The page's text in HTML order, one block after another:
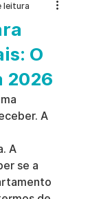
O
2026
leitura
A
A
se a